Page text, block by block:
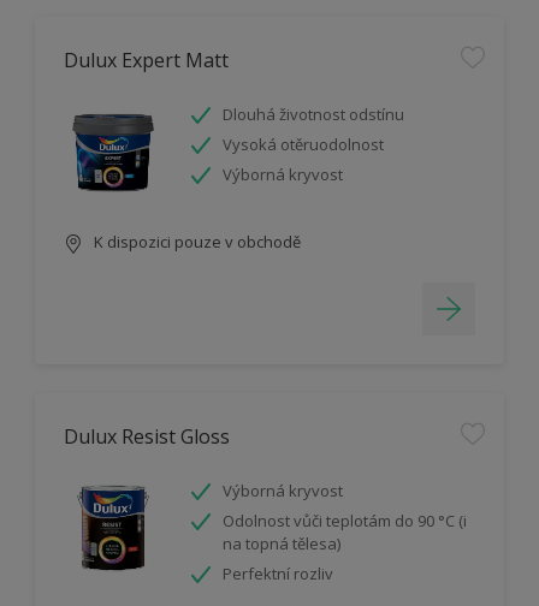
Dulux Expert Matt
Dlouhá životnost odstínu
Vysoká otěruodolnost
Výborná kryvost
K dispozici pouze v obchodě
Dulux Resist Gloss
Výborná kryvost
Odolnost vůči teplotám do 90 °C (i
na topná tělesa)
Perfektní rozliv